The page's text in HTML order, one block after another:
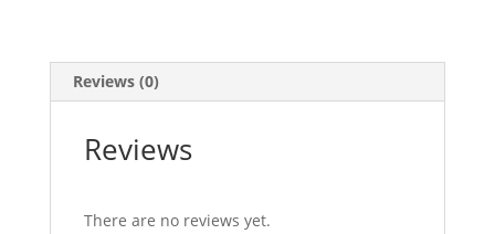
Reviews (0)
Reviews
There are no reviews yet.